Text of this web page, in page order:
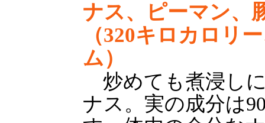
ナス、ピーマン、
（320キロカロリ
ム）
炒めても煮浸し
ナス。実の成分は